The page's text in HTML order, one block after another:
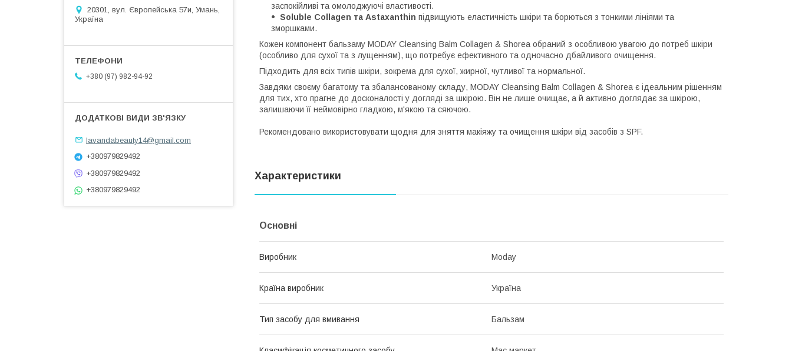
заспокійливі та омолоджуючі властивості.
Soluble Collagen та Astaxanthin підвищують еластичність шкіри та борються з тонкими лініями та
зморшками.
Кожен компонент бальзаму MODAY Cleansing Balm Collagen & Shorea обраний з особливою увагою до потреб шкіри
(особливо для сухої та з лущенням), що потребує ефективного та одночасно дбайливого очищення.
Підходить для всіх типів шкіри, зокрема для сухої, жирної, чутливої та нормальної.
Завдяки своєму багатому та збалансованому складу, MODAY Cleansing Balm Collagen & Shorea є ідеальним рішенням
для тих, хто прагне до досконалості у догляді за шкірою. Він не лише очищає, а й активно доглядає за шкірою,
залишаючи її неймовірно гладкою, м'якою та сяючою.
Рекомендовано використовувати щодня для зняття макіяжу та очищення шкіри від засобів з SPF.
Характеристики
Основні
Виробник Moday
Країна виробник Україна
Тип засобу для вмивання Бальзам
20301, вул. Європейська 57и, Умань,
Україна
+380 (97) 982-94-92
lavandabeauty14@gmail.com
+380979829492
+380979829492
+380979829492